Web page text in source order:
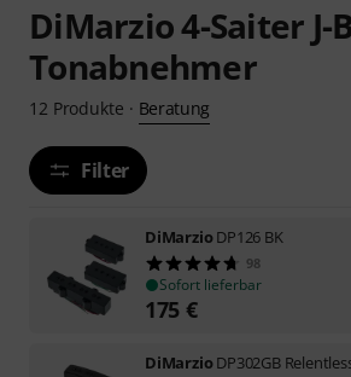
DiMarzio 4-Saiter J-
Tonabnehmer
12 Produkte · Beratung
Filter
DiMarzioDP126 BK
98
Sofort lieferbar
175 €
DiMarzioDP302GB Relentless